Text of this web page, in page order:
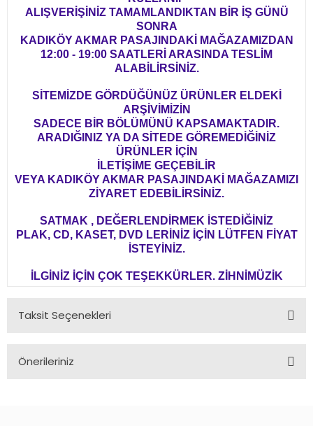
ALIŞVERİŞİNİZ TAMAMLANDIKTAN BİR İŞ GÜNÜ
SONRA
KADIKÖY AKMAR PASAJINDAKİ MAĞAZAMIZDAN
12:00 - 19:00 SAATLERİ ARASINDA TESLİM
ALABİLİRSİNİZ.
SİTEMİZDE GÖRDÜĞÜNÜZ ÜRÜNLER ELDEKİ
ARŞİVİMİZİN
SADECE BİR BÖLÜMÜNÜ KAPSAMAKTADIR.
ARADIĞINIZ YA DA SİTEDE GÖREMEDİĞİNİZ
ÜRÜNLER İÇİN
İLETİŞİME GEÇEBİLİR
VEYA KADIKÖY AKMAR PASAJINDAKİ MAĞAZAMIZI
ZİYARET EDEBİLİRSİNİZ.
SATMAK , DEĞERLENDİRMEK İSTEDİĞİNİZ
PLAK, CD, KASET, DVD LERİNİZ İÇİN LÜTFEN FİYAT
İSTEYİNİZ.
İLGİNİZ İÇİN ÇOK TEŞEKKÜRLER. ZİHNİMÜZİK
Taksit Seçenekleri
Önerileriniz